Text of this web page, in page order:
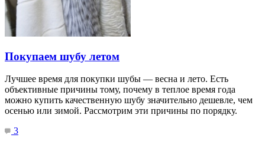
Покупаем шубу летом
Лучшее время для покупки шубы — весна и лето. Есть
объективные причины тому, почему в теплое время года
можно купить качественную шубу значительно дешевле, чем
осенью или зимой. Рассмотрим эти причины по порядку.
3